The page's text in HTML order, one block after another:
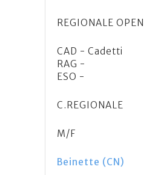
REGIONALE OPEN
CAD - Cadetti
RAG -
ESO -
C.REGIONALE
M/F
Beinette (CN)